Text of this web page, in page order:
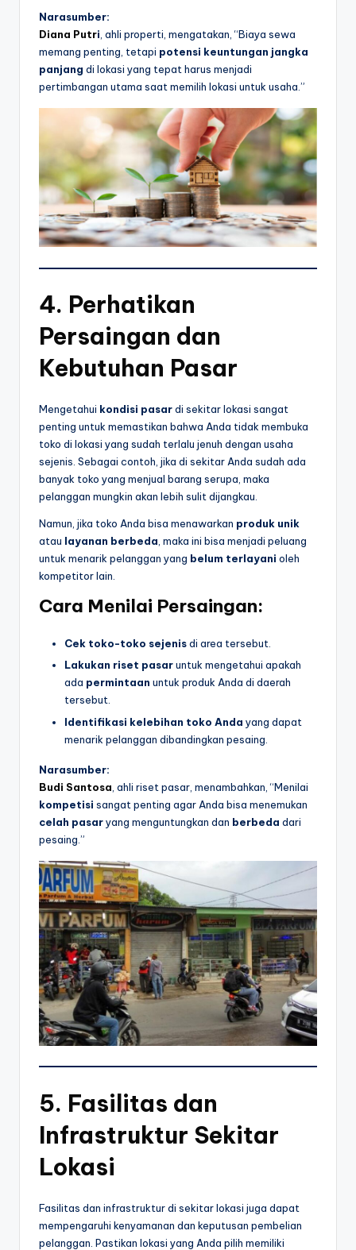
Narasumber:
Diana Putri , ahli properti, mengatakan, “Biaya sewa
memang penting, tetapi potensi keuntungan jangka
panjang di lokasi yang tepat harus menjadi
pertimbangan utama saat memilih lokasi untuk usaha.”
4. Perhatikan
Persaingan dan
Kebutuhan Pasar
Mengetahui kondisi pasardi sekitar lokasi sangat
penting untuk memastikan bahwa Anda tidak membuka
toko di lokasi yang sudah terlalu jenuh dengan usaha
sejenis. Sebagai contoh, jika di sekitar Anda sudah ada
banyak toko yang menjual barang serupa, maka
pelanggan mungkin akan lebih sulit dijangkau.
Namun, jika toko Anda bisa menawarkan produk unik
atau layanan berbeda, maka ini bisa menjadi peluang
untuk menarik pelanggan yang belum terlayani oleh
kompetitor lain.
Cara Menilai Persaingan:
Cek toko-toko sejenisdi area tersebut.
Lakukan riset pasaruntuk mengetahui apakah
ada permintaan untuk produk Anda di daerah
tersebut.
Identifikasi kelebihan toko Anda yang dapat
menarik pelanggan dibandingkan pesaing.
Narasumber:
Budi Santosa , ahli riset pasar, menambahkan, “Menilai
kompetisi sangat penting agar Anda bisa menemukan
celah pasaryang menguntungkan dan berbeda dari
pesaing.”
5. Fasilitas dan
Infrastruktur Sekitar
Lokasi
Fasilitas dan infrastruktur di sekitar lokasi juga dapat
mempengaruhi kenyamanan dan keputusan pembelian
pelanggan. Pastikan lokasi yang Anda pilih memiliki